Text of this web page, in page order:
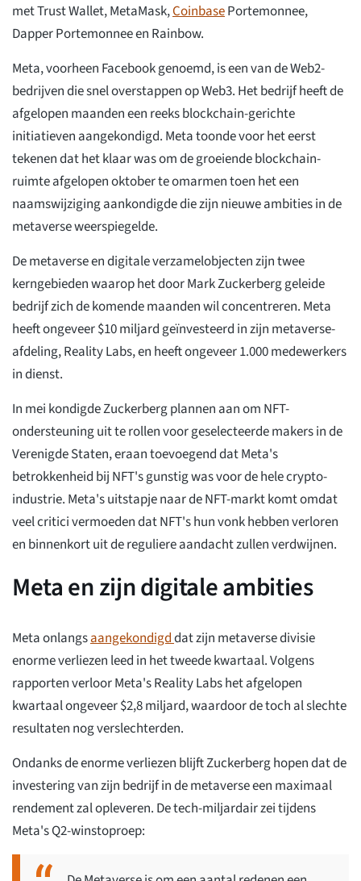
met Trust Wallet, MetaMask,CoinbasePortemonnee,
Dapper Portemonnee en Rainbow.
Meta, voorheen Facebook genoemd, is een van de Web2-
bedrijven die snel overstappen op Web3. Het bedrijf heeft de
afgelopen maanden een reeks blockchain-gerichte
initiatieven aangekondigd. Meta toonde voor het eerst
tekenen dat het klaar was om de groeiende blockchain-
ruimte afgelopen oktober te omarmen toen het een
naamswijziging aankondigde die zijn nieuwe ambities in de
metaverse weerspiegelde.
De metaverse en digitale verzamelobjecten zijn twee
kerngebieden waarop het door Mark Zuckerberg geleide
bedrijf zich de komende maanden wil concentreren. Meta
heeft ongeveer $10 miljard geïnvesteerd in zijn metaverse-
afdeling, Reality Labs, en heeft ongeveer 1.000 medewerkers
in dienst.
In mei kondigde Zuckerberg plannen aan om NFT-
ondersteuning uit te rollen voor geselecteerde makers in de
Verenigde Staten, eraan toevoegend dat Meta's
betrokkenheid bij NFT's gunstig was voor de hele crypto-
industrie. Meta's uitstapje naar de NFT-markt komt omdat
veel critici vermoeden dat NFT's hun vonk hebben verloren
en binnenkort uit de reguliere aandacht zullen verdwijnen.
Meta en zijn digitale ambities
Meta onlangsaangekondigddat zijn metaverse divisie
enorme verliezen leed in het tweede kwartaal. Volgens
rapporten verloor Meta's Reality Labs het afgelopen
kwartaal ongeveer $2,8 miljard, waardoor de toch al slechte
resultaten nog verslechterden.
Ondanks de enorme verliezen blijft Zuckerberg hopen dat de
investering van zijn bedrijf in de metaverse een maximaal
rendement zal opleveren. De tech-miljardair zei tijdens
Meta's Q2-winstoproep: